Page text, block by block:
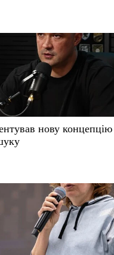
нову концепцію